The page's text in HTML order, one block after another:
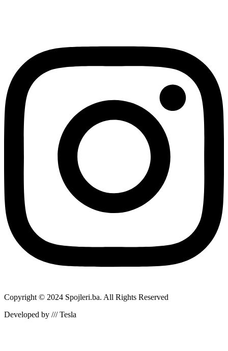
Copyright © 2024 Spojleri.ba. All Rights Reserved
Developed by /// Tesla